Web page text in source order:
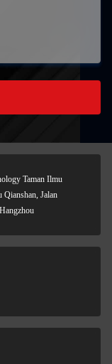
Taman Ilmu
Qianshan, Jalan